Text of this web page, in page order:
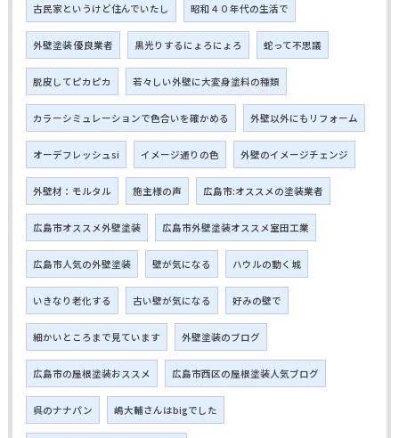
古民家というけど住んでいたし 昭和４０年代の生活で
外壁塗装 優良業者 黒光りするにょろにょろ 蛇って不思議
脱皮してピカピカ 若々しい外壁に大変身塗料の種類
カラーシミュレーションで色合いを確かめる 外壁以外にもリフォーム
オーデフレッシュsi イメージ通りの色 外壁のイメージチェンジ
外壁材：モルタル 施主様の声 広島市:オススメの塗装業者
広島市オススメ外壁塗装 広島市外壁塗装オススメ室田工業
広島市人気の外壁塗装 壁が気になる ハウルの動く城
いきなり老化する 古い壁が気になる 好みの壁で
細かいところまで見ています 外壁塗装のブログ
広島市の屋根塗装おススメ 広島市西区の屋根塗装人気ブログ
呉のナナパン 嶋大輔さんはbigでした